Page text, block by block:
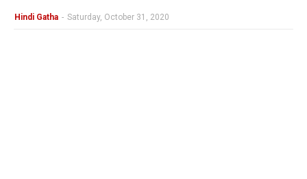
Hindi Gatha - Saturday, October 31, 2020